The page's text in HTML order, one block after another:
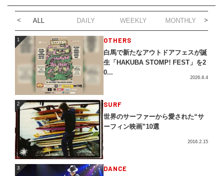
ALL DAILY WEEKLY MONTHLY
1 OTHERS
白馬で新たなアウトドアフェスが誕
生「HAKUBA STOMP! FEST」を2
0...
2026.8.4
2 SURF
世界のサーファーから愛された“サ
ーフィン映画”10選
2016.2.15
3 DANCE